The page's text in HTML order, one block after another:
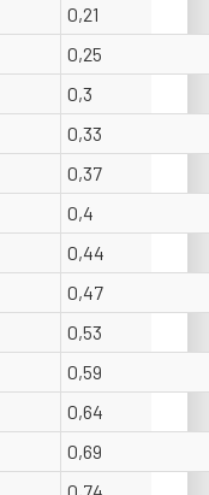
0,21
0,25
0,3
0,33
0,37
0,4
0,44
0,47
0,53
0,59
0,64
0,69